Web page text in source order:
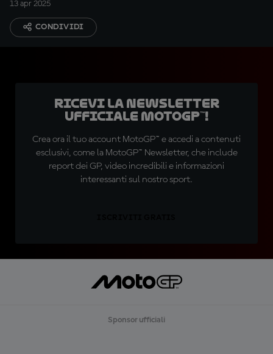
13 apr 2025
CONDIVIDI
Ricevi la newsletter
ufficiale MotoGP™!
Crea ora il tuo account MotoGP™ e accedi a contenuti
esclusivi, come la MotoGP™ Newsletter, che include
report dei GP, video incredibili e informazioni
interessanti sul nostro sport.
Sponsor ufficiali